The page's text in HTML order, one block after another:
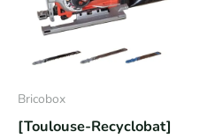
Bricobox
[Toulouse-Recyclobat]